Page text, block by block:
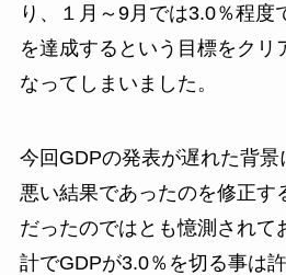
り、１月～9月では3.0％程度
を達成するという目標をクリ
なってしまいました。
今回GDPの発表が遅れた背景
悪い結果であったのを修正す
だったのではとも憶測されて
計でGDPが3.0％を切る事は